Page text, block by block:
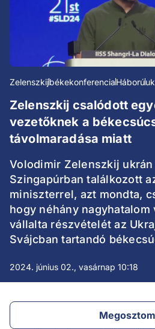
ZelenszkijbékekonferenciaHáború
Zelenszkij csalódott
vezetőknek a
távolmaradása miatt
Volodimir Zelenszkij
Szingapúrban találkozott
miniszterrel, azt mondta,
hogy néhány nagyhatalom
vállalta részvételét az
Svájcban tartandó
2024. június 02., vasárnap 10:18
Megosztom